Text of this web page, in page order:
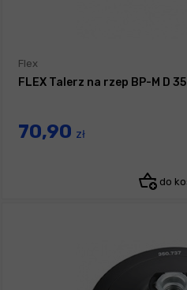
Flex
FLEX Talerz na rzep BP-M D 35
70,90 zł
do